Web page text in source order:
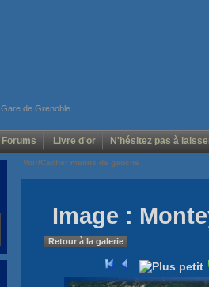
Gare de Grenoble
Forums Livre d'or N'hésitez pas à
Voir/Cacher menus de gauche
Image :
Retour à la galerie